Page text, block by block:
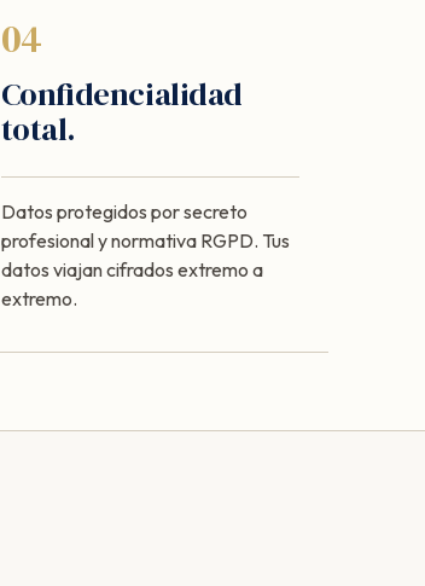
04
Confidencialidad
total.
Datos protegidos por secreto
profesional y normativa RGPD. Tus
datos viajan cifrados extremo a
extremo.